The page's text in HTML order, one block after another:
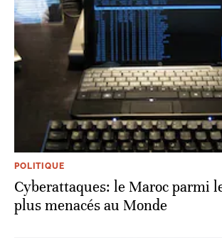
POLITIQUE
Cyberattaques: le Maroc parmi
plus menacés au Monde